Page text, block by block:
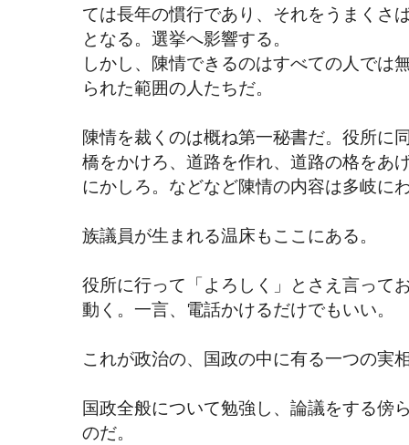
ては長年の慣行であり、それをうまくさ
となる。選挙へ影響する。
しかし、陳情できるのはすべての人では
られた範囲の人たちだ。
陳情を裁くのは概ね第一秘書だ。役所に
橋をかけろ、道路を作れ、道路の格をあ
にかしろ。などなど陳情の内容は多岐に
族議員が生まれる温床もここにある。
役所に行って「よろしく」とさえ言って
動く。一言、電話かけるだけでもいい。
これが政治の、国政の中に有る一つの実
国政全般について勉強し、論議をする傍
のだ。